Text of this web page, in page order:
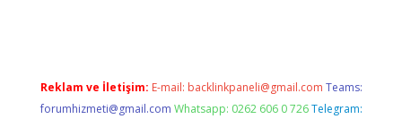
Reklam ve İletişim: E-mail: backlinkpaneli@gmail.com Teams:
forumhizmeti@gmail.com Whatsapp: 0262 606 0 726 Telegram: